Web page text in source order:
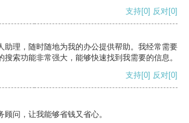
支持[0] 反对[0]
助理，随时随地为我的办公提供帮助。我经常需要
搜索功能非常强大，能够快速找到我需要的信息。
支持[0] 反对[0]
顾问，让我能够省钱又省心。